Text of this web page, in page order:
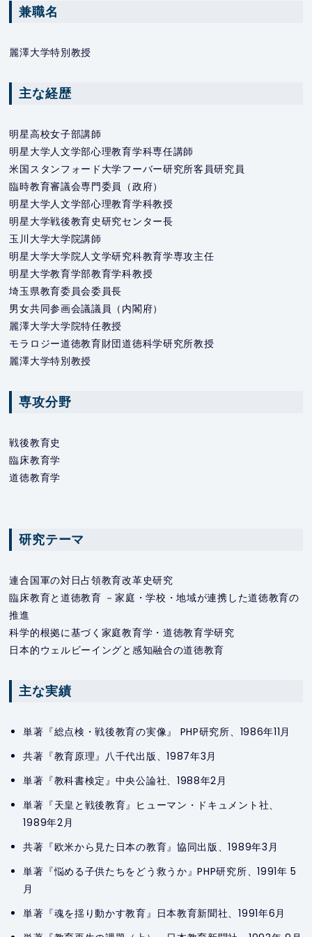
兼職名
麗澤大学特別教授
主な経歴
明星高校女子部講師
明星大学人文学部心理教育学科専任講師
米国スタンフォード大学フーバー研究所客員研究員
臨時教育審議会専門委員（政府）
明星大学人文学部心理教育学科教授
明星大学戦後教育史研究センター長
玉川大学大学院講師
明星大学大学院人文学研究科教育学専攻主任
明星大学教育学部教育学科教授
埼玉県教育委員会委員長
男女共同参画会議議員（内閣府）
麗澤大学大学院特任教授
モラロジー道徳教育財団道徳科学研究所教授
麗澤大学特別教授
専攻分野
戦後教育史
臨床教育学
道徳教育学
研究テーマ
連合国軍の対日占領教育改革史研究
臨床教育と道徳教育 －家庭・学校・地域が連携した道徳教育の
推進
科学的根拠に基づく家庭教育学・道徳教育学研究
日本的ウェルビーイングと感知融合の道徳教育
主な実績
単著『総点検・戦後教育の実像』 PHP研究所、1986年11月
共著『教育原理』八千代出版、1987年3月
単著『教科書検定』中央公論社、1988年2月
単著『天皇と戦後教育』ヒューマン・ドキュメント社、
1989年2月
共著『欧米から見た日本の教育』協同出版、1989年3月
単著『悩める子供たちをどう救うか』PHP研究所、1991年 5
月
単著『魂を揺り動かす教育』日本教育新聞社、1991年6月